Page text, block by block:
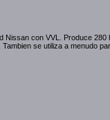
Nissan con VVL. Produce 280
se utiliza a menudo